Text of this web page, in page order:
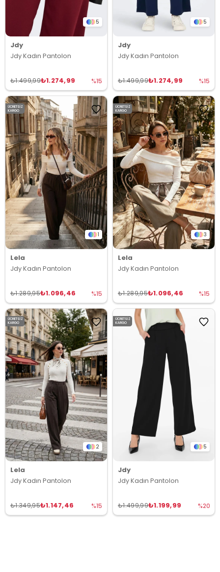
5
Jdy
Jdy Kadın Pantolon
₺1.274,99
₺1.499,99 %15
5
Jdy
Jdy Kadın Pantolon
₺1.274,99
₺1.499,99 %15
1
Lela
Jdy Kadın Pantolon
₺1.096,46
₺1.289,95 %15
ÜCRETSIZ
KARGO
3
Lela
Jdy Kadın Pantolon
₺1.096,46
₺1.289,95 %15
ÜCRETSIZ
KARGO
2
Lela
Jdy Kadın Pantolon
₺1.147,46
₺1.349,95 %15
ÜCRETSIZ
KARGO
5
Jdy
Jdy Kadın Pantolon
₺1.199,99
₺1.499,99 %20
ÜCRETSIZ
KARGO